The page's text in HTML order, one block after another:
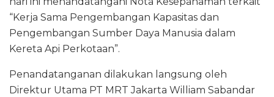
b
o
o
k
r
A
p
p
ra
m
d
s
“Kerja Sama Pengembangan Kapasitas dan
Pengembangan Sumber Daya Manusia dalam
Kereta Api Perkotaan”.
Penandatanganan dilakukan langsung oleh
Direktur Utama PT MRT Jakarta William Sabandar